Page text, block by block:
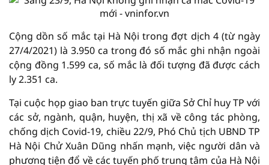
Cộng dồn số mắc tại Hà Nội trong đợt dịch 4 (từ ngày
27/4/2021) là 3.950 ca trong đó số mắc ghi nhận ngoài
cộng đồng 1.599 ca, số mắc là đối tượng đã được cách
ly 2.351 ca.
Tại cuộc họp giao ban trực tuyến giữa Sở Chỉ huy TP với
các sở, ngành, quận, huyện, thị xã về công tác phòng,
chống dịch Covid-19, chiều 22/9, Phó Chủ tịch UBND TP
Hà Nội Chử Xuân Dũng nhấn mạnh, việc người dân và
phương tiện đổ về các tuyến phố trung tâm của Hà Nội